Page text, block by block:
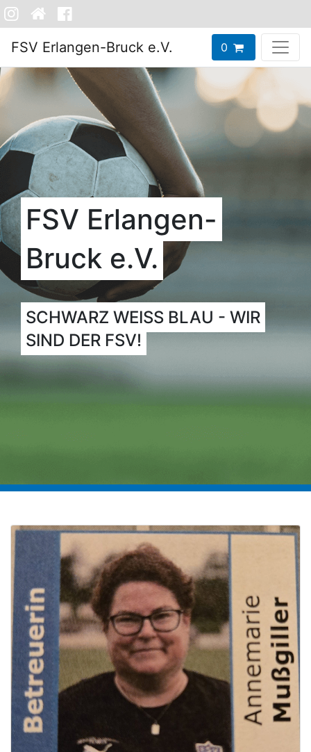
FSV Erlangen-Bruck e.V. 0
FSV Erlangen-
Bruck e.V.
SCHWARZ WEISS BLAU - WIR
SIND DER FSV!